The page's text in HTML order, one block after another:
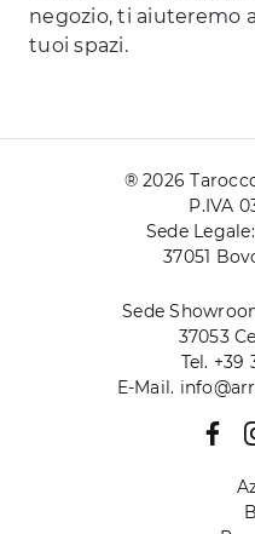
negozio, ti aiuteremo
tuoi spazi.
® 2026
P.IVA
Sede
37051
Sede
37053
Tel. +39
E-Mail.